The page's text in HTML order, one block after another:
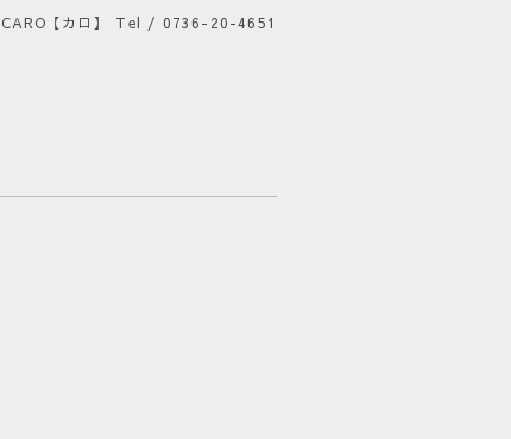
CARO【カロ】 Tel / 0736-20-4651